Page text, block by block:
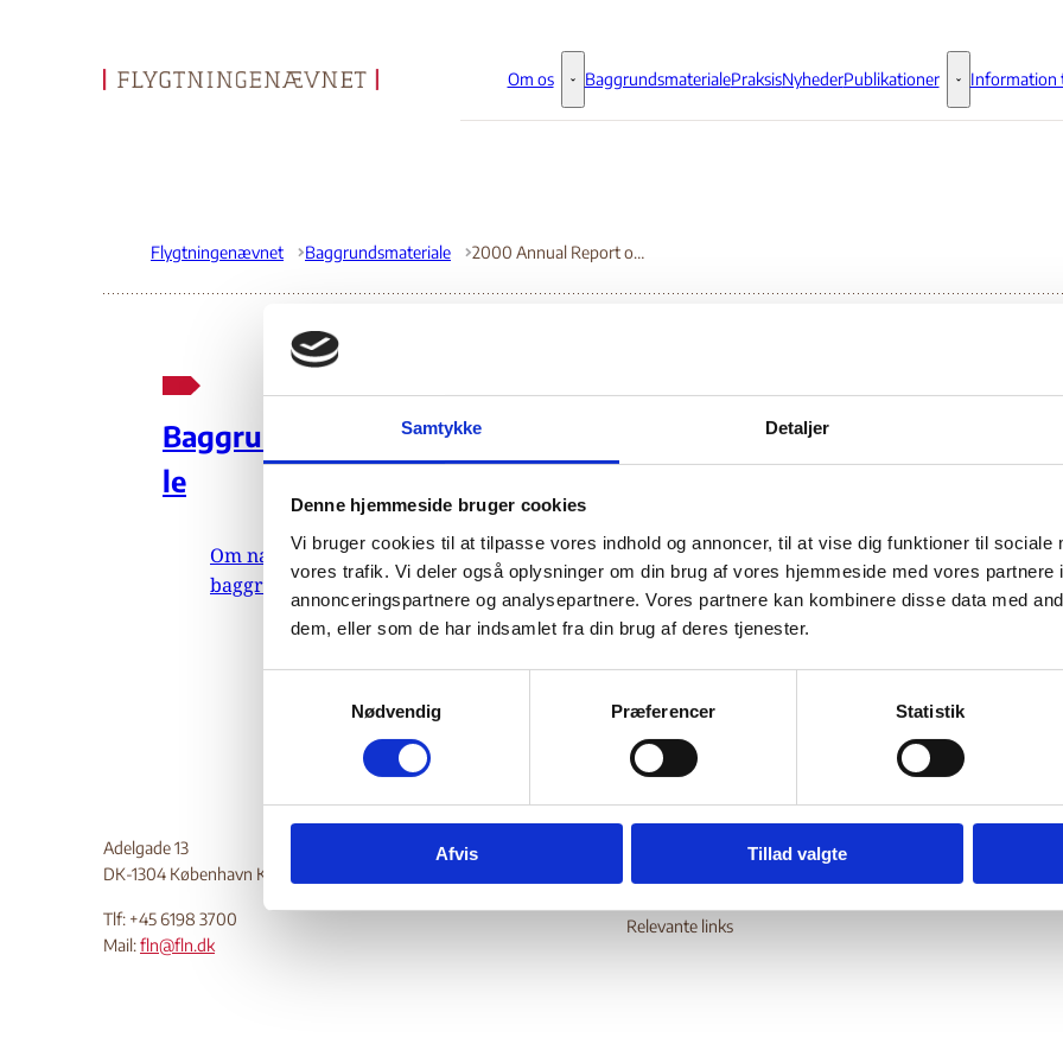
Samtykke Detaljer
Denne hjemmeside bruger cookies
Vi bruger cookies til at tilpasse vores indhold og annoncer, til at vise dig funktioner til sociale
vores trafik. Vi deler også oplysninger om din brug af vores hjemmeside med vores partnere
annonceringspartnere og analysepartnere. Vores partnere kan kombinere disse data med
dem, eller som de har indsamlet fra din brug af deres tjenester.
e
v
Nødvendig Præferencer Statistik
Afvis Tillad valgte
Gå til forsiden
Om os Om os - Flere links
BaggrundsmaterialePraksisNyhederPublikationer Publikationer -
Information
Flygtningenævnet Baggrundsmateriale 2000 Annual Report on International Religious Freedom
Baggrundsmateria
le
Om nævnets
baggrundsmateriale
2000 Annual Report on
Religious Freedom
05.09.2000 Bilag 20US Department of State (USDoS)Guinea (II)
Indeholder generelle oplysninger om religionsfrihed.
Adelgade 13
DK-1304 København K
Tlf: +45 6198 3700
Mail:fln@fln.dk
Digital Post - Borger
Relevante links